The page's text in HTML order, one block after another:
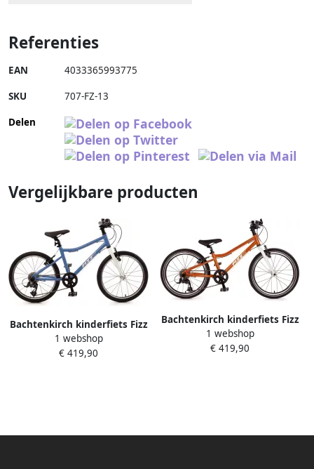
Referenties
EAN 4033365993775
SKU 707-FZ-13
Delen
Vergelijkbare producten
Bachtenkirch kinderfiets Fizz
20 inch alu mini blauw
1 webshop
€ 419,90
Bachtenkirch kinderfiets Fizz
20 inch alu mini oranje
1 webshop
€ 419,90